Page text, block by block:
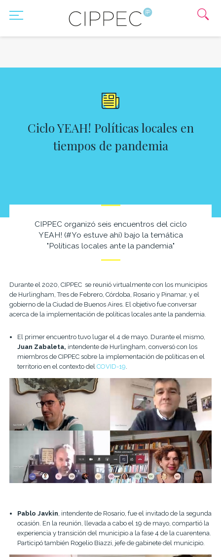
Ciclo YEAH! Políticas locales en
tiempos de pandemia
CIPPEC organizó seis encuentros del ciclo
YEAH! (#Yo estuve ahí) bajo la temática
"Políticas locales ante la pandemia"
Durante el 2020, CIPPEC se reunió virtualmente con los municipios
de Hurlingham, Tres de Febrero, Córdoba, Rosario y Pinamar, y el
gobierno de la Ciudad de Buenos Aires. El objetivo fue conversar
acerca de la implementación de políticas locales ante la pandemia.
El primer encuentro tuvo lugar el 4 de mayo. Durante el mismo,
Juan Zabaleta, intendente de Hurlingham, conversó con los
miembros de CIPPEC sobre la implementación de políticas en el
territorio en el contexto del COVID-19
Pablo Javkin, intendente de Rosario, fue el invitado de la segunda
ocasión. En la reunión, llevada a cabo el 19 de mayo, compartió la
experiencia y transición del municipio a la fase 4 de la cuarentena.
Participó también Rogelio Biazzi, jefe de gabinete del municipio.